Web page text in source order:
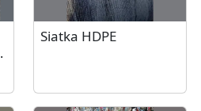
Siatka HDPE